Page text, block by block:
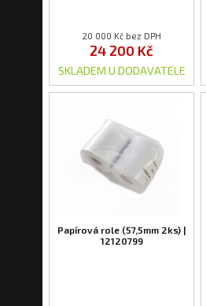
20 000 Kč bez DPH
24 200 Kč
SKLADEM U DODAVATELE
Papírová role (57,5mm 2ks) |
12120799